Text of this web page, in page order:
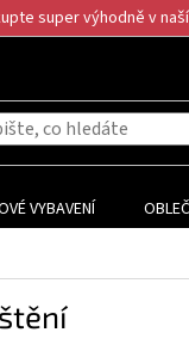
super výhodně v naší
VYBAVENÍ